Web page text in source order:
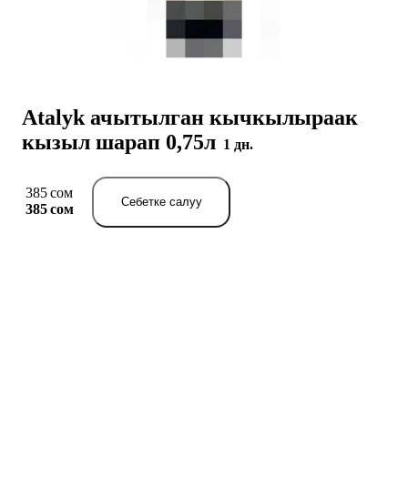
Atalyk ачытылган кычкылыраак
кызыл шарап 0,75л 1 дн.
385 сом
385 сом
Себетке салуу